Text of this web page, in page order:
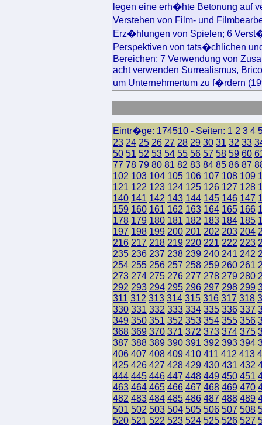
legen eine erh�hte Betonung auf
Verstehen von Film- und
Erz�hlungen von Spielen; 6
Perspektiven von tats�chlichen
Bereichen; 7 Verwendung von
acht verwenden Surrealismus,
um Unternehmertum zu f�rdern
Eintr�ge: 174510 - Seiten: 1 2 3 4
23 24 25 26 27 28 29 30 31 32 33
50 51 52 53 54 55 56 57 58 59 60
77 78 79 80 81 82 83 84 85 86 87
102 103 104 105 106 107 108 109
121 122 123 124 125 126 127 128
140 141 142 143 144 145 146 147
159 160 161 162 163 164 165 166
178 179 180 181 182 183 184 185
197 198 199 200 201 202 203 204
216 217 218 219 220 221 222 223
235 236 237 238 239 240 241 242
254 255 256 257 258 259 260 261
273 274 275 276 277 278 279 280
292 293 294 295 296 297 298 299
311 312 313 314 315 316 317 318
330 331 332 333 334 335 336 337
349 350 351 352 353 354 355 356
368 369 370 371 372 373 374 375
387 388 389 390 391 392 393 394
406 407 408 409 410 411 412 413
425 426 427 428 429 430 431 432
444 445 446 447 448 449 450 451
463 464 465 466 467 468 469 470
482 483 484 485 486 487 488 489
501 502 503 504 505 506 507 508
520 521 522 523 524 525 526 527